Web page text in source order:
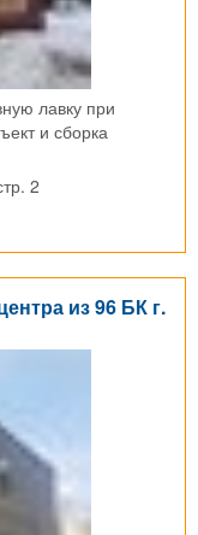
лавку при
и сборка
2
из 96 БК г.